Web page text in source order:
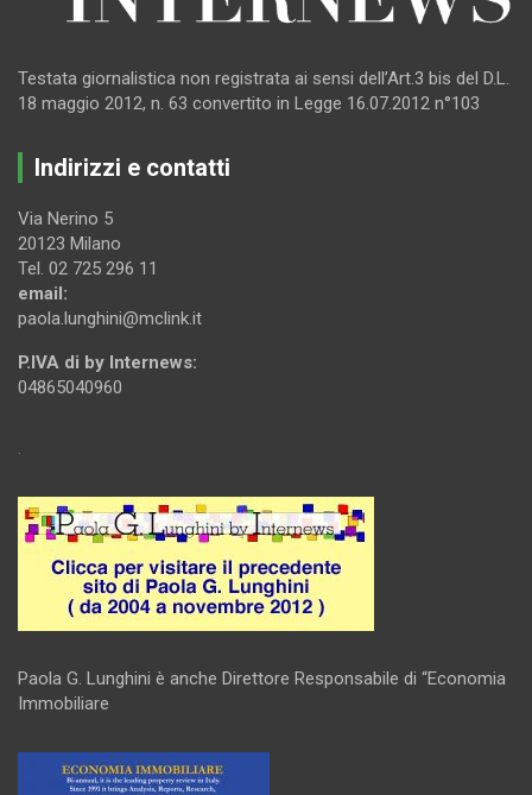
Testata giornalistica non registrata ai sensi dell’Art.3 bis del D.L.
18 maggio 2012, n. 63 convertito in Legge 16.07.2012 n°103
Indirizzi e contatti
Via Nerino 5
20123 Milano
Tel. 02 725 296 11
email:
paola.lunghini@mclink.it
P.IVA di by Internews:
04865040960
.
Paola G. Lunghini è anche Direttore Responsabile di “Economia
Immobiliare